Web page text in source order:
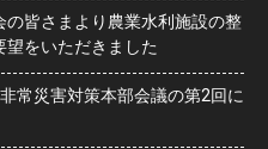
皆さまより農業水利施設の整
をいただきました
常災害対策本部会議の第2回に